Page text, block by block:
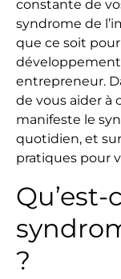
constante de
syndrome de
que ce soit
entrepreneur.
de vous aider à
manifeste le
quotidien, et
pratiques pour
Qu’est-
?